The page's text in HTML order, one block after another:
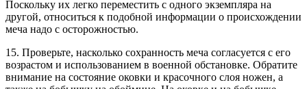
Поскольку их легко переместить с одного экземпляра на
другой, относиться к подобной информации о происхождении
меча надо с осторожностью.
15. Проверьте, насколько сохранность меча согласуется с его
возрастом и использованием в военной обстановке. Обратите
внимание на состояние оковки и красочного слоя ножен, а